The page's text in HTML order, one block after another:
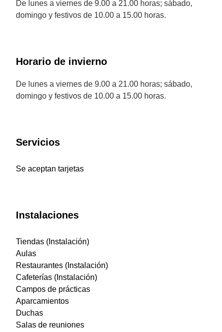
De lunes a viernes de 9.00 a 21.00 horas; sábado,
domingo y festivos de 10.00 a 15.00 horas.
Horario de invierno
De lunes a viernes de 9.00 a 21.00 horas; sábado,
domingo y festivos de 10.00 a 15.00 horas.
Servicios
Se aceptan tarjetas
Instalaciones
Tiendas (Instalación)
Aulas
Restaurantes (Instalación)
Cafeterías (Instalación)
Campos de prácticas
Aparcamientos
Duchas
Salas de reuniones